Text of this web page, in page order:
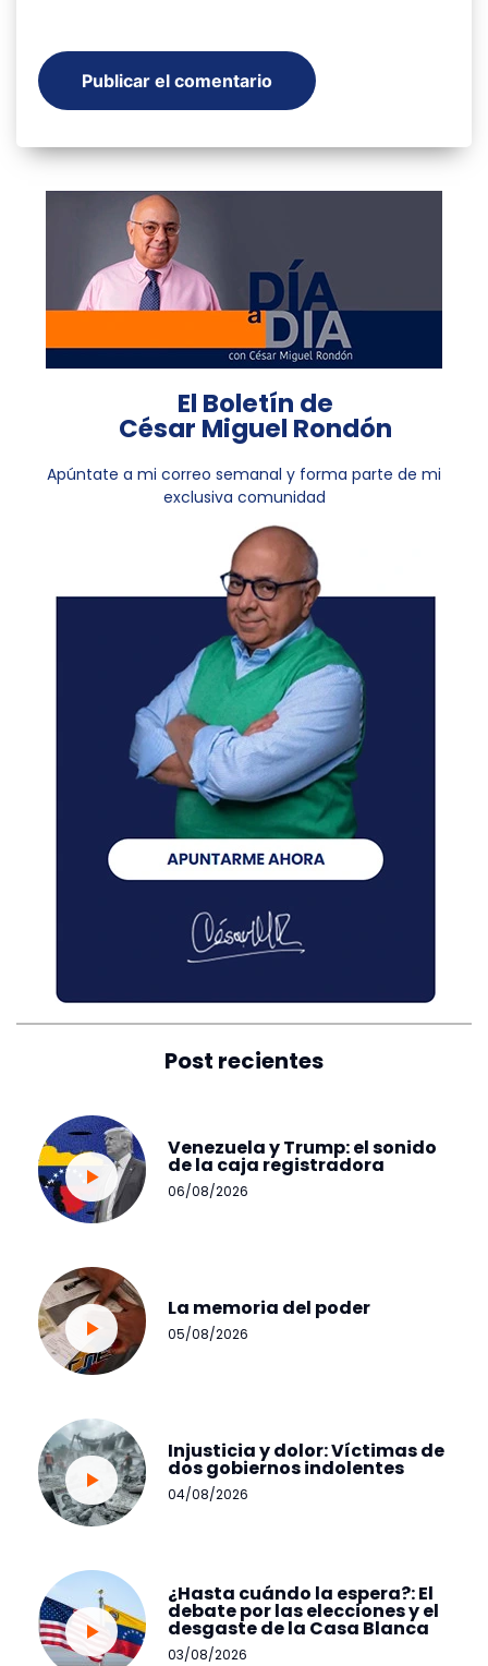
El Boletín de
César Miguel Rondón
Apúntate a mi correo semanal y forma parte de mi
exclusiva comunidad
Post recientes
Venezuela y Trump: el sonido
de la caja registradora
06/08/2026
La memoria del poder
05/08/2026
Injusticia y dolor: Víctimas de
dos gobiernos indolentes
04/08/2026
¿Hasta cuándo la espera?: El
debate por las elecciones y el
desgaste de la Casa Blanca
03/08/2026